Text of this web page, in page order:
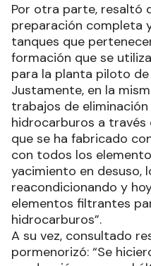
Por otra parte, resaltó
preparación completa
tanques que
formación que se
para la planta piloto de
Justamente, en la
trabajos de
hidrocarburos a
que se ha fabricado
con todos los
yacimiento en desuso,
reacondicionando y
elementos filtrantes
hidrocarburos”.
A su vez, consultado
pormenorizó: “Se